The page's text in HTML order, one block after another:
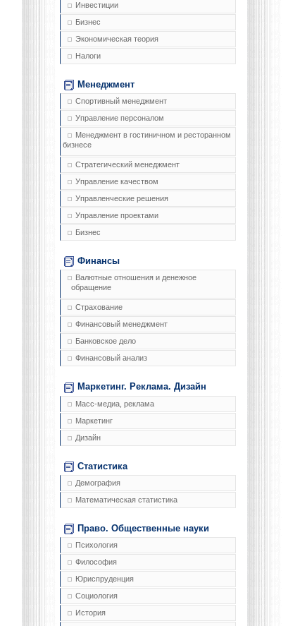
Инвестиции
Бизнес
Экономическая теория
Налоги
Менеджмент
Спортивный менеджмент
Управление персоналом
Менеджмент в гостиничном и ресторанном
бизнесе
Стратегический менеджмент
Управление качеством
Управленческие решения
Управление проектами
Бизнес
Финансы
Валютные отношения и денежное
обращение
Страхование
Финансовый менеджмент
Банковское дело
Финансовый анализ
Маркетинг. Реклама. Дизайн
Масс-медиа, реклама
Маркетинг
Дизайн
Статистика
Демография
Математическая статистика
Право. Общественные науки
Психология
Философия
Юриспруденция
Социология
История